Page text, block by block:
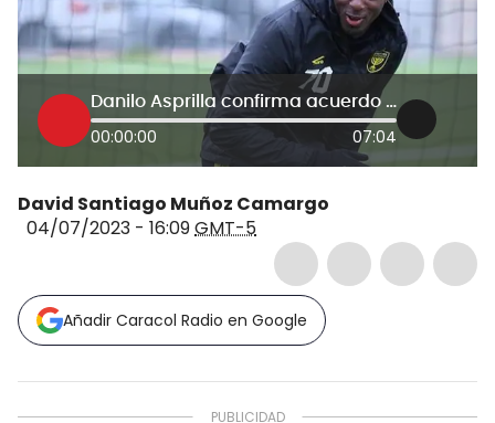
Danilo Asprilla confirma acuerdo con Santa Fe: Tengo ganas de volver
00:00:00 07:04
David Santiago Muñoz Camargo
04/07/2023 - 16:09GMT-5
Añadir Caracol Radio en Google